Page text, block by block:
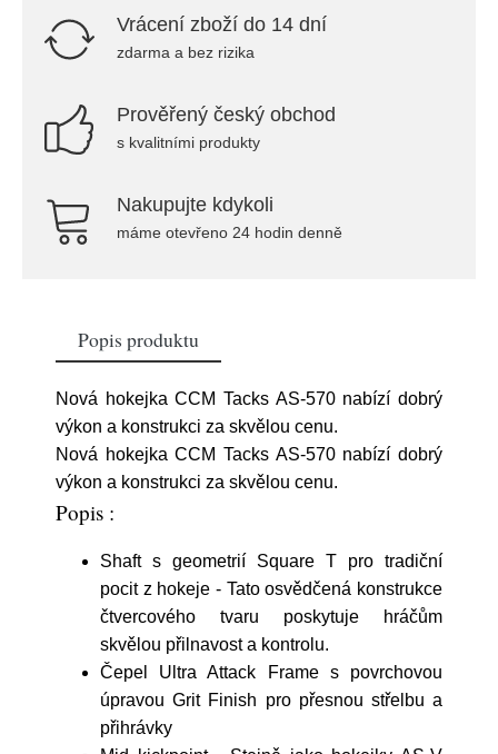
Vrácení zboží do 14 dní
zdarma a bez rizika
Prověřený český obchod
s kvalitními produkty
Nakupujte kdykoli
máme otevřeno 24 hodin denně
Popis produktu
Nová hokejka CCM Tacks AS-570 nabízí dobrý
výkon a konstrukci za skvělou cenu.
Nová hokejka CCM Tacks AS-570 nabízí dobrý
výkon a konstrukci za skvělou cenu.
Popis :
Shaft s geometrií Square T pro tradiční
pocit z hokeje - Tato osvědčená konstrukce
čtvercového tvaru poskytuje hráčům
skvělou přilnavost a kontrolu.
Čepel Ultra Attack Frame s povrchovou
úpravou Grit Finish pro přesnou střelbu a
přihrávky